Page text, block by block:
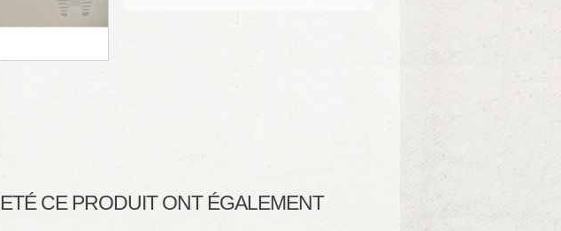
CE PRODUIT ONT ÉGALEMENT